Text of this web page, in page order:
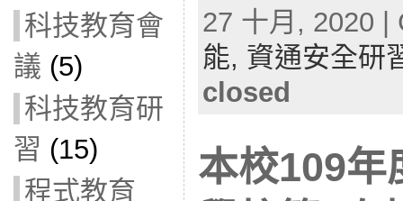
科技教育會
議 (5)
科技教育研
習 (15)
程式教育
27 十月, 2020
能, 資通安全研
closed
本校109年